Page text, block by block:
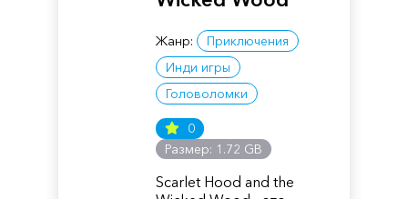
Жанр:
Приключения
Инди игры
Головоломки
0
Размер: 1.72 GB
Scarlet Hood and the